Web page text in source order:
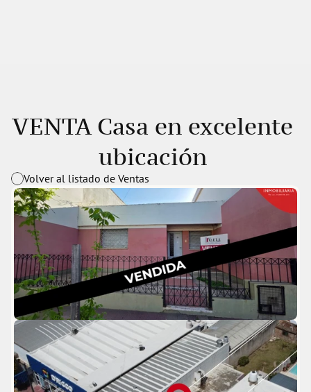
VENTA Casa en excelente
ubicación
Volver al listado de Ventas